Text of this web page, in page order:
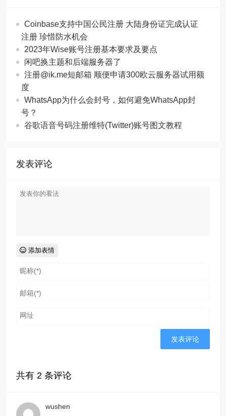
Coinbase支持中国公民注册 大陆身份证完成认证
注册 珍惜防水机会
2023年Wise账号注册基本要求及要点
闲吧换主题和后端服务器了
注册@ik.me短邮箱 顺便申请300欧云服务器试用额
度
WhatsApp为什么会封号，如何避免WhatsApp封
号？
谷歌语音号码注册维特(Twitter)账号图文教程
发表评论
添加表情
共有2 条评论
wushen